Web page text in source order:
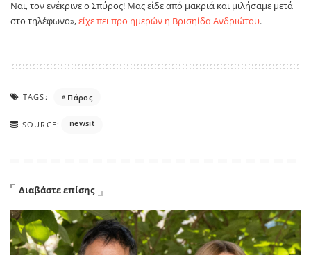
Ναι, τον ενέκρινε ο Σπύρος! Μας είδε από μακριά και μιλήσαμε μετά
στο τηλέφωνο»,είχε πει προ ημερών η Βρισηίδα Ανδριώτου.
TAGS: Πάρος
SOURCE: newsit
Διαβάστε επίσης